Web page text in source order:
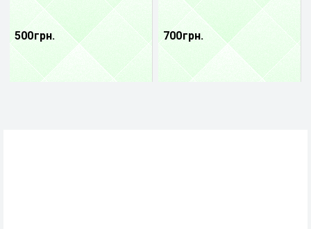
500 грн. 700 грн.